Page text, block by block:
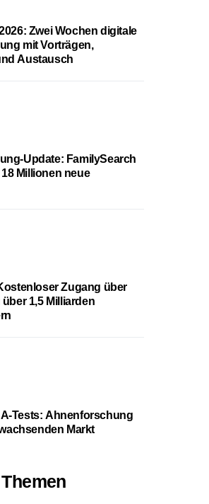
Zwei Wochen digitale
mit Vorträgen,
Austausch
Update: FamilySearch
Millionen neue
Zugang über
über 1,5 Milliarden
Tests: Ahnenforschung
Markt